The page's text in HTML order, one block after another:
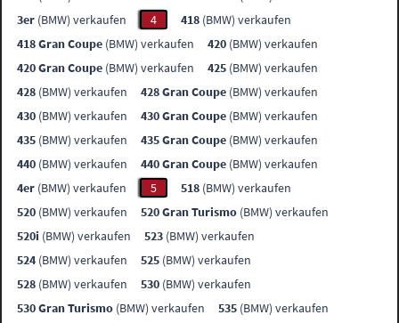
3er (BMW) verkaufen 4 418 (BMW) verkaufen
418 Gran Coupe (BMW) verkaufen 420 (BMW) verkaufen
420 Gran Coupe (BMW) verkaufen 425 (BMW) verkaufen
428 (BMW) verkaufen 428 Gran Coupe (BMW) verkaufen
430 (BMW) verkaufen 430 Gran Coupe (BMW) verkaufen
435 (BMW) verkaufen 435 Gran Coupe (BMW) verkaufen
440 (BMW) verkaufen 440 Gran Coupe (BMW) verkaufen
4er (BMW) verkaufen 5 518 (BMW) verkaufen
520 (BMW) verkaufen 520 Gran Turismo (BMW) verkaufen
520i (BMW) verkaufen 523 (BMW) verkaufen
524 (BMW) verkaufen 525 (BMW) verkaufen
528 (BMW) verkaufen 530 (BMW) verkaufen
530 Gran Turismo (BMW) verkaufen 535 (BMW) verkaufen